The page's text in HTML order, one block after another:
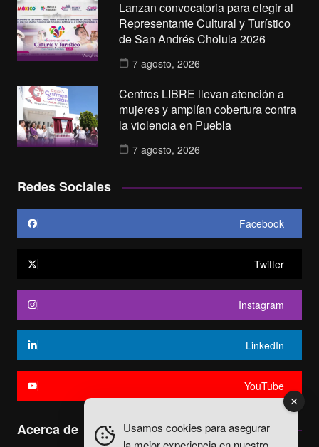
Lanzan convocatoria para elegir al
Representante Cultural y Turístico
de San Andrés Cholula 2026
7 agosto, 2026
Centros LIBRE llevan atención a
mujeres y amplían cobertura contra
la violencia en Puebla
7 agosto, 2026
Redes Sociales
Facebook
Twitter
Instagram
LinkedIn
YouTube
Acerca de
Usamos cookies para asegurar